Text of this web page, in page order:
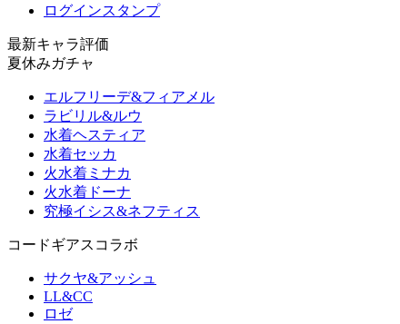
ログインスタンプ
最新キャラ評価
夏休みガチャ
エルフリーデ&フィアメル
ラビリル&ルウ
水着ヘスティア
水着セッカ
火水着ミナカ
火水着ドーナ
究極イシス&ネフティス
コードギアスコラボ
サクヤ&アッシュ
LL&CC
ロゼ